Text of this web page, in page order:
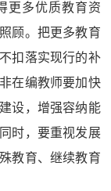
更多优质教育资
顾。把更多教育
扣落实现行的补
在编教师要加快
设，增强容纳能
时，要重视发展
教育、继续教育